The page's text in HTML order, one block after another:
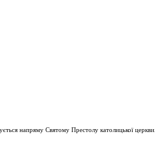
напряму Святому Престолу католицької церкви.